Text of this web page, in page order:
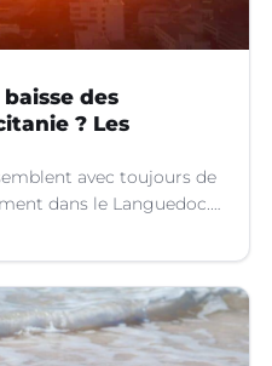
des
? Les
avec toujours de
dans le Languedoc.